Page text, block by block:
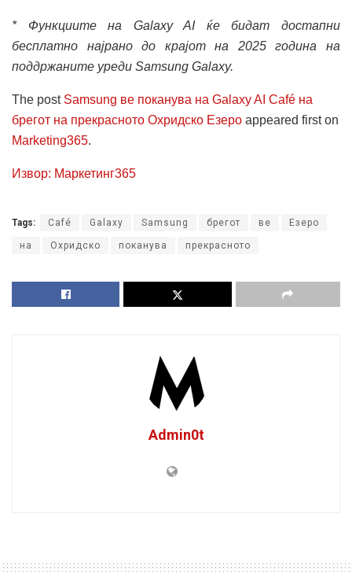
* Функциите на Galaxy AI ќе бидат достапни
бесплатно најрано до крајот на 2025 година на
поддржаните уреди Samsung Galaxy.
The post Samsung ве поканува на Galaxy AI Café на
брегот на прекрасното Охридско Езеро appeared first on
Marketing365.
Извор: Маркетинг365
Tags: Café Galaxy Samsung брегот ве Езеро
на Охридско поканува прекрасното
Admin0t